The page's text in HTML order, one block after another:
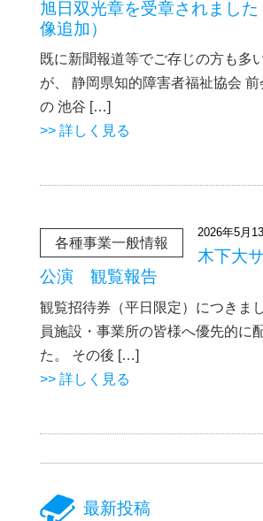
旭日双光章を受章されまし
像追加）
既に新聞報道等でご存じの方も多
が、 静岡県知的障害者福祉協会 前
の 池谷 […]
>> 詳しく見る
各種事業一般情報
2026年5月
木下大
公演 観覧報告
観覧招待券（平日限定）につきま
員施設・事業所の皆様へ優先的に
た。 その後 […]
>> 詳しく見る
最新投稿